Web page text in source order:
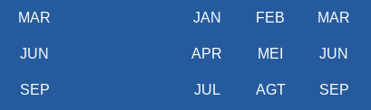
MAR
JUN
SEP
JAN FEB MAR
APR MEI JUN
JUL AGT SEP